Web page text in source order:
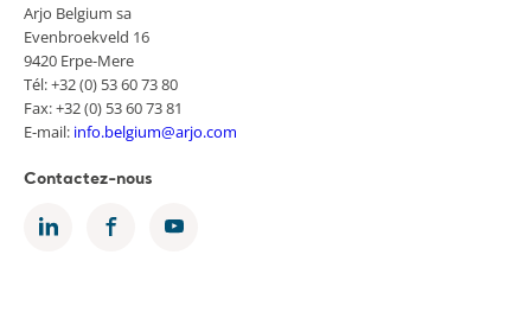
Arjo Belgium sa
Evenbroekveld 16
9420 Erpe-Mere
Tél: +32 (0) 53 60 73 80
Fax: +32 (0) 53 60 73 81
E-mail: info.belgium@arjo.com
Contactez-nous